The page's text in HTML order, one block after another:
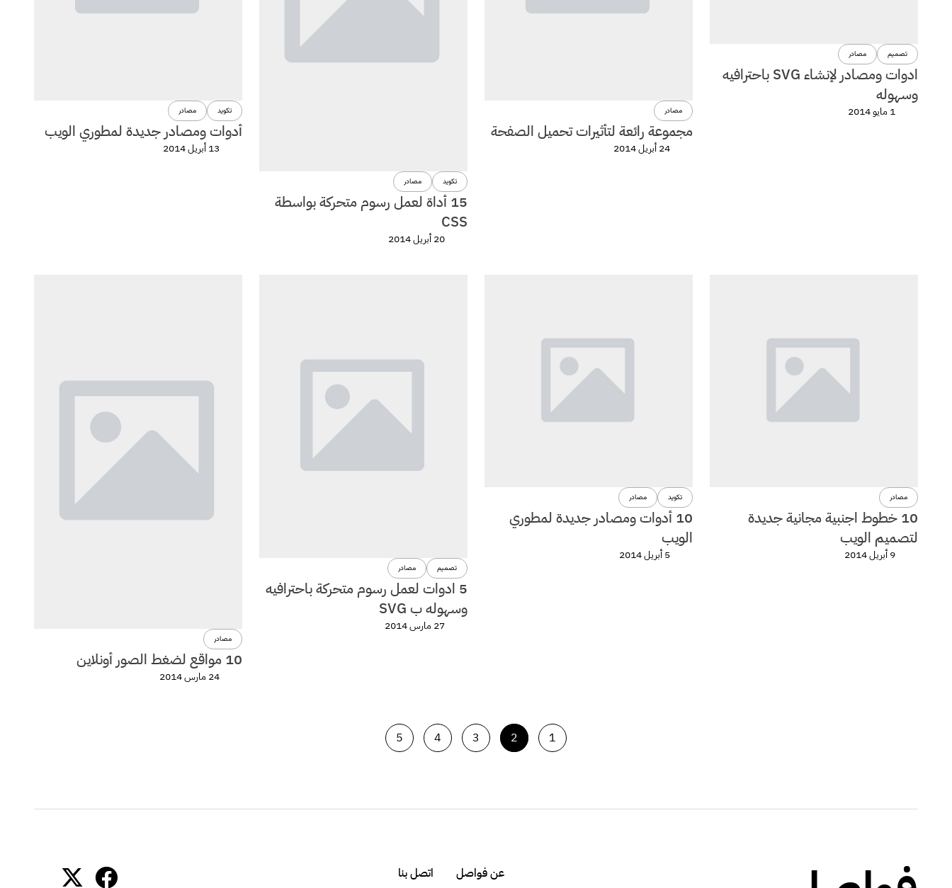
تصميم مصادر
ادوات ومصادر لإنشاء SVG باحترافيه
وسهوله
1 مايو 2014 مصادر
مجموعة رائعة لتأثيرات تحميل الصفحة
24 أبريل 2014
تكويد مصادر
15 أداة لعمل رسوم متحركة بواسطة
CSS
20 أبريل 2014
تكويد مصادر
أدوات ومصادر جديدة لمطوري الويب
13 أبريل 2014
مصادر
10 خطوط اجنبية مجانية جديدة
لتصميم الويب
9 أبريل 2014
تكويد مصادر
10 أدوات ومصادر جديدة لمطوري
الويب
5 أبريل 2014
تصميم مصادر
5 ادوات لعمل رسوم متحركة باحترافيه
وسهوله ب SVG
27 مارس 2014
مصادر
10 مواقع لضغط الصور أونلاين
24 مارس 2014
1
2
3
4
5
عن فواصل اتصل بنا